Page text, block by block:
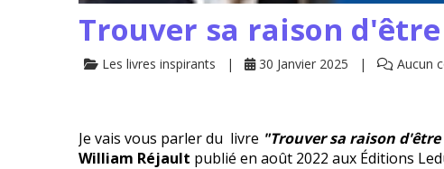
Trouver sa raison d'être
Les livres inspirants 30 Janvier 2025 Aucun
Je vais vous parler du livre "Trouver sa raison
William Réjault publié en août 2022 aux Éditions